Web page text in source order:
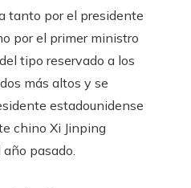
tanto por el presidente
por el primer ministro
tipo reservado a los
más altos y se
estadounidense
chino Xi Jinping
pasado.